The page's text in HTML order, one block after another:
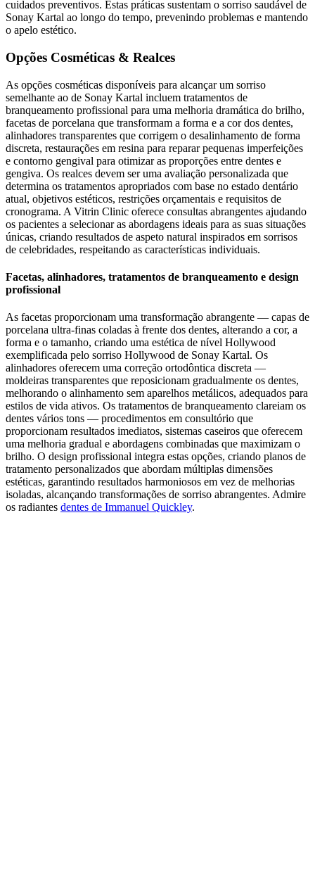
cuidados preventivos. Estas práticas sustentam o sorriso saudável de
Sonay Kartal ao longo do tempo, prevenindo problemas e mantendo
o apelo estético.
Opções Cosméticas & Realces
As opções cosméticas disponíveis para alcançar um sorriso
semelhante ao de Sonay Kartal incluem tratamentos de
branqueamento profissional para uma melhoria dramática do brilho,
facetas de porcelana que transformam a forma e a cor dos dentes,
alinhadores transparentes que corrigem o desalinhamento de forma
discreta, restaurações em resina para reparar pequenas imperfeições
e contorno gengival para otimizar as proporções entre dentes e
gengiva. Os realces devem ser uma avaliação personalizada que
determina os tratamentos apropriados com base no estado dentário
atual, objetivos estéticos, restrições orçamentais e requisitos de
cronograma. A Vitrin Clinic oferece consultas abrangentes ajudando
os pacientes a selecionar as abordagens ideais para as suas situações
únicas, criando resultados de aspeto natural inspirados em sorrisos
de celebridades, respeitando as características individuais.
Facetas, alinhadores, tratamentos de branqueamento e design
profissional
As facetas proporcionam uma transformação abrangente — capas de
porcelana ultra-finas coladas à frente dos dentes, alterando a cor, a
forma e o tamanho, criando uma estética de nível Hollywood
exemplificada pelo sorriso Hollywood de Sonay Kartal. Os
alinhadores oferecem uma correção ortodôntica discreta —
moldeiras transparentes que reposicionam gradualmente os dentes,
melhorando o alinhamento sem aparelhos metálicos, adequados para
estilos de vida ativos. Os tratamentos de branqueamento clareiam os
dentes vários tons — procedimentos em consultório que
proporcionam resultados imediatos, sistemas caseiros que oferecem
uma melhoria gradual e abordagens combinadas que maximizam o
brilho. O design profissional integra estas opções, criando planos de
tratamento personalizados que abordam múltiplas dimensões
estéticas, garantindo resultados harmoniosos em vez de melhorias
isoladas, alcançando transformações de sorriso abrangentes. Admire
os radiantes dentes de Immanuel Quickley.